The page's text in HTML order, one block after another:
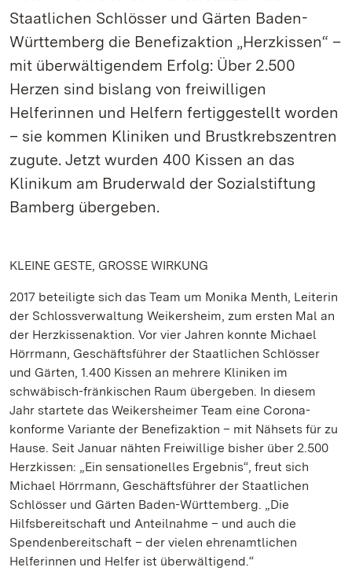
Staatlichen Schlösser und Gärten Baden-
Württemberg die Benefizaktion „Herzkissen“ –
mit überwältigendem Erfolg: Über 2.500
Herzen sind bislang von freiwilligen
Helferinnen und Helfern fertiggestellt worden
– sie kommen Kliniken und Brustkrebszentren
zugute. Jetzt wurden 400 Kissen an das
Klinikum am Bruderwald der Sozialstiftung
Bamberg übergeben.
KLEINE GESTE, GROSSE WIRKUNG
2017 beteiligte sich das Team um Monika Menth, Leiterin
der Schlossverwaltung Weikersheim, zum ersten Mal an
der Herzkissenaktion. Vor vier Jahren konnte Michael
Hörrmann, Geschäftsführer der Staatlichen Schlösser
und Gärten, 1.400 Kissen an mehrere Kliniken im
schwäbisch-fränkischen Raum übergeben. In diesem
Jahr startete das Weikersheimer Team eine Corona-
konforme Variante der Benefizaktion – mit Nähsets für zu
Hause. Seit Januar nähten Freiwillige bisher über 2.500
Herzkissen: „Ein sensationelles Ergebnis“, freut sich
Michael Hörrmann, Geschäftsführer der Staatlichen
Schlösser und Gärten Baden-Württemberg. „Die
Hilfsbereitschaft und Anteilnahme – und auch die
Spendenbereitschaft – der vielen ehrenamtlichen
Helferinnen und Helfer ist überwältigend.“